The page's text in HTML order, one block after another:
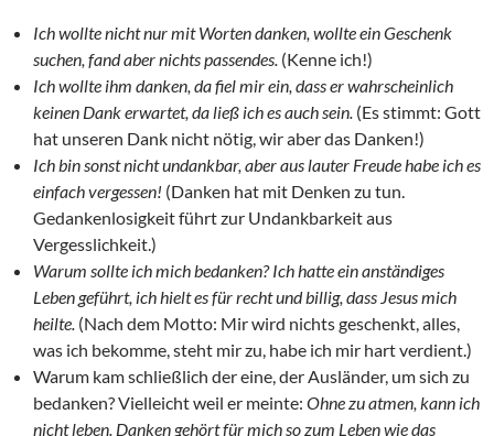
Ich wollte nicht nur mit Worten danken, wollte ein Geschenk
suchen, fand aber nichts passendes. (Kenne ich!)
Ich wollte ihm danken, da fiel mir ein, dass er wahrscheinlich
keinen Dank erwartet, da ließ ich es auch sein. (Es stimmt: Gott
hat unseren Dank nicht nötig, wir aber das Danken!)
Ich bin sonst nicht undankbar, aber aus lauter Freude habe ich es
einfach vergessen! (Danken hat mit Denken zu tun.
Gedankenlosigkeit führt zur Undankbarkeit aus
Vergesslichkeit.)
Warum sollte ich mich bedanken? Ich hatte ein anständiges
Leben geführt, ich hielt es für recht und billig, dass Jesus mich
heilte. (Nach dem Motto: Mir wird nichts geschenkt, alles,
was ich bekomme, steht mir zu, habe ich mir hart verdient.)
Warum kam schließlich der eine, der Ausländer, um sich zu
bedanken? Vielleicht weil er meinte: Ohne zu atmen, kann ich
nicht leben. Danken gehört für mich so zum Leben wie das